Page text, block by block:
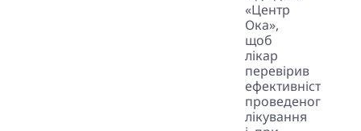
«Центр
Ока»,
щоб
лікар
перевірив
ефективність
проведеного
лікування